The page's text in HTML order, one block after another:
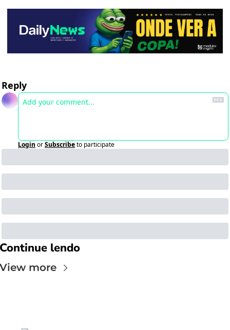
Reply
Login orSubscribeto participate
Continue lendo
View more